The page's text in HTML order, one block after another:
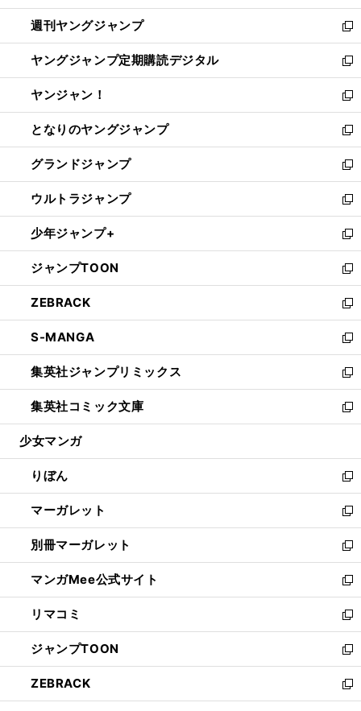
開
く
ウ
で
開
く
ン
ド
ウ
で
開
く
ウ
ィ
ン
ド
ウ
で
開
く
週刊ヤングジャンプ
新
し
い
ウ
ィ
ン
ド
ウ
で
開
く
ヤングジャンプ定期購読デジタル
新
し
い
ウ
ィ
ン
ド
ウ
で
開
く
ヤンジャン！
新
し
い
ウ
ィ
ン
ド
ウ
で
開
く
となりのヤングジャンプ
新
し
い
ウ
ィ
ン
ド
ウ
で
開
く
グランドジャンプ
新
し
い
ウ
ィ
ン
ド
ウ
で
開
く
ウルトラジャンプ
新
し
い
ウ
ィ
ン
ド
ウ
で
開
く
少年ジャンプ+
新
し
い
ウ
ィ
ン
ド
ウ
で
開
く
ジャンプTOON
新
し
い
ウ
ィ
ン
ド
ウ
で
開
ZEBRACK
新
し
い
ウ
ィ
ン
ド
ウ
開
く
S-MANGA
新
し
い
ウ
ィ
ン
ウ
で
開
く
集英社ジャンプリミックス
新
し
い
ウ
ン
ド
ウ
で
開
く
集英社コミック文庫
新
し
ウ
ィ
ン
ド
ウ
で
開
く
少女マンガ
りぼん
新
し
い
ウ
ィ
ン
ド
ウ
で
開
く
マーガレット
新
し
い
ウ
ィ
ン
ド
ウ
で
開
く
別冊マーガレット
新
し
い
ウ
ィ
ン
ド
ウ
で
開
マンガMee公式サイト
新
し
い
ウ
ィ
ン
ド
ウ
リマコミ
新
し
い
ウ
ィ
ン
ジャンプTOON
新
し
い
ウ
ZEBRACK
新
し